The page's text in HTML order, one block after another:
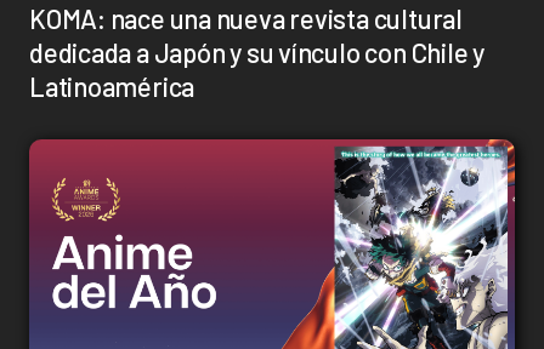
KOMA: nace una nueva revista cultural
dedicada a Japón y su vínculo con Chile y
Latinoamérica